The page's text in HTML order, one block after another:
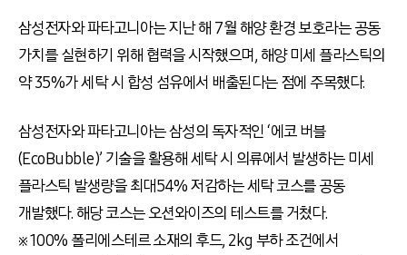
삼성전자와 파타고니아는 지난 해 7월 해양 환경 보호라는 공동
가치를 실현하기 위해 협력을 시작했으며, 해양 미세 플라스틱의
약 35%가 세탁 시 합성 섬유에서 배출된다는 점에 주목했다.
삼성전자와 파타고니아는 삼성의 독자적인 ‘에코 버블
(EcoBubble)’ 기술을 활용해 세탁 시 의류에서 발생하는 미세
플라스틱 발생량을 최대54% 저감하는 세탁 코스를 공동
개발했다. 해당 코스는 오션와이즈의 테스트를 거쳤다.
※ 100% 폴리에스테르 소재의 후드, 2kg 부하 조건에서